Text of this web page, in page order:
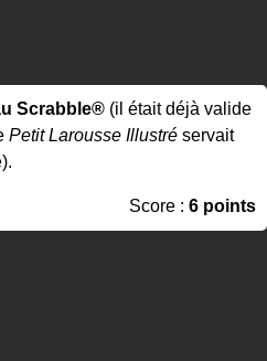
Scrabble® (il était déjà valide
Petit Larousse Illustré servait
Score : 6 points